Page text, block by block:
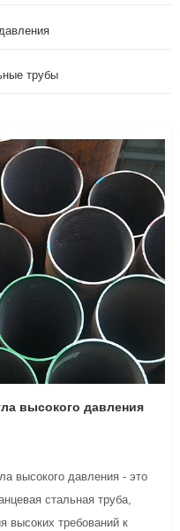
трубы
высокого давления
высокого давления - это
стальная труба,
высоких требований к